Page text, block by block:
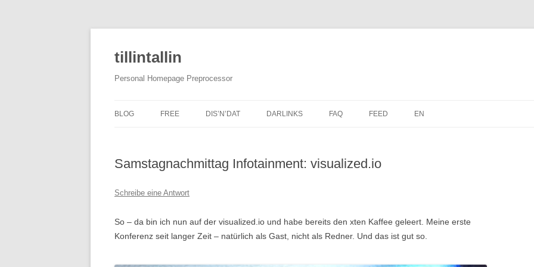
tillintallin
Personal Homepage Preprocessor
Inhalt
BLOG FREE DIS’N’DAT DARLINKS FAQ FEED EN
Samstagnachmittag Infotainment: visualized.io
Schreibe eine Antwort
So – da bin ich nun auf der visualized.io und habe bereits den xten Kaffee geleert. Meine erste
Konferenz seit langer Zeit – natürlich als Gast, nicht als Redner. Und das ist gut so.